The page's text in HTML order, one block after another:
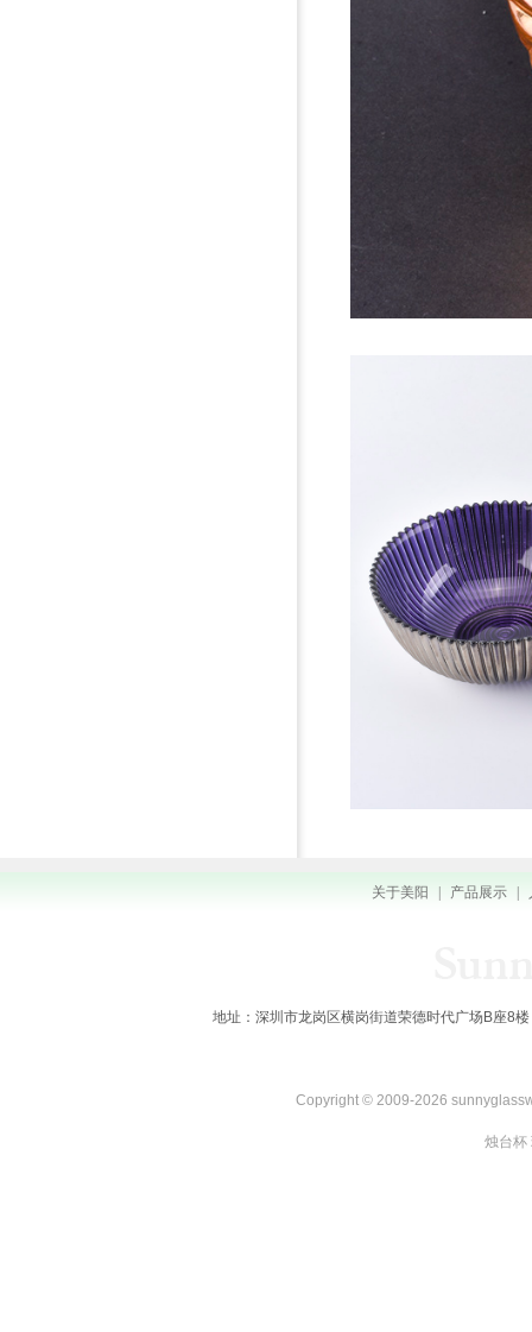
关于美阳 产品展示
地址：深圳市龙岗区横岗街道荣德时代广场B座8
Copyright © 2009-2026
烛台杯